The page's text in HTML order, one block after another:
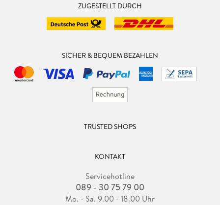
ZUGESTELLT DURCH
SICHER & BEQUEM BEZAHLEN
TRUSTED SHOPS
KONTAKT
Servicehotline
089 - 30 75 79 00
Mo. - Sa. 9.00 - 18.00 Uhr